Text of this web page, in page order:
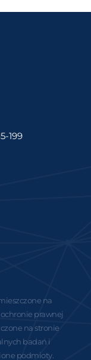
199
na
prawnej
na stronie
badań i
podmioty.